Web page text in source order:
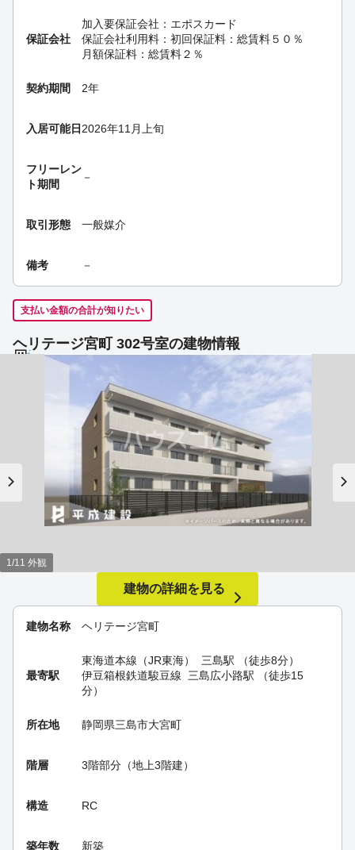
保証会社
加入要保証会社：エポスカード
保証会社利用料：初回保証料：総賃料５０％
月額保証料：総賃料２％
契約期間 2年
入居可能日 2026年11月上旬
フリーレン
ト期間
－
取引形態 一般媒介
備考 －
支払い金額の合計が知りたい
ヘリテージ宮町 302号室の建物情報
建物名称 ヘリテージ宮町
最寄駅
東海道本線（JR東海） 三島駅 （徒歩8分）
伊豆箱根鉄道駿豆線
三島広小路駅 （徒歩15
分）
所在地 静岡県三島市大宮町
階層 3階部分（地上3階建）
構造 RC
築年数 新築
1/11 外観
建物の詳細を見る